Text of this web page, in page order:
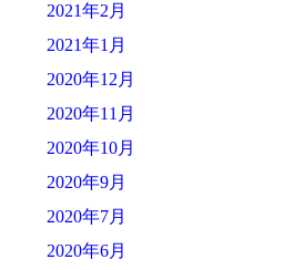
2021年2月
2021年1月
2020年12月
2020年11月
2020年10月
2020年9月
2020年7月
2020年6月